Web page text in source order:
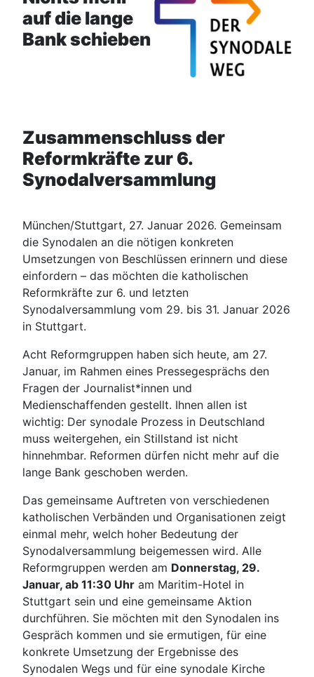
auf die lange
Bank schieben
Zusammenschluss der
Reformkräfte zur 6.
Synodalversammlung
München/Stuttgart, 27. Januar 2026. Gemeinsam
die Synodalen an die nötigen konkreten
Umsetzungen von Beschlüssen erinnern und diese
einfordern – das möchten die katholischen
Reformkräfte zur 6. und letzten
Synodalversammlung vom 29. bis 31. Januar 2026
in Stuttgart.
Acht Reformgruppen haben sich heute, am 27.
Januar, im Rahmen eines Pressegesprächs den
Fragen der Journalist*innen und
Medienschaffenden gestellt. Ihnen allen ist
wichtig: Der synodale Prozess in Deutschland
muss weitergehen, ein Stillstand ist nicht
hinnehmbar. Reformen dürfen nicht mehr auf die
lange Bank geschoben werden.
Das gemeinsame Auftreten von verschiedenen
katholischen Verbänden und Organisationen zeigt
einmal mehr, welch hoher Bedeutung der
Synodalversammlung beigemessen wird. Alle
Reformgruppen werden am Donnerstag, 29.
Januar, ab 11:30 Uhr am Maritim-Hotel in
Stuttgart sein und eine gemeinsame Aktion
durchführen. Sie möchten mit den Synodalen ins
Gespräch kommen und sie ermutigen, für eine
konkrete Umsetzung der Ergebnisse des
Synodalen Wegs und für eine synodale Kirche